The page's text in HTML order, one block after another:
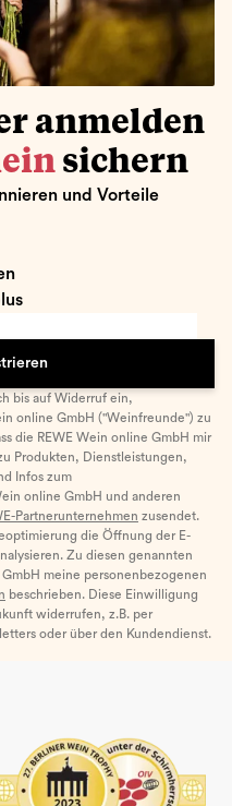
anmelden
sichern
und Vorteile
bis auf Widerruf ein,
online GmbH ("Weinfreunde") zu
die REWE Wein online GmbH mir
Produkten, Dienstleistungen,
Infos zum
online GmbH und anderen
Partnerunternehmen zusendet.
die Öffnung der E-
Zu diesen genannten
meine personenbezogenen
beschrieben. Diese Einwilligung
widerrufen, z.B. per
oder über den Kundendienst.